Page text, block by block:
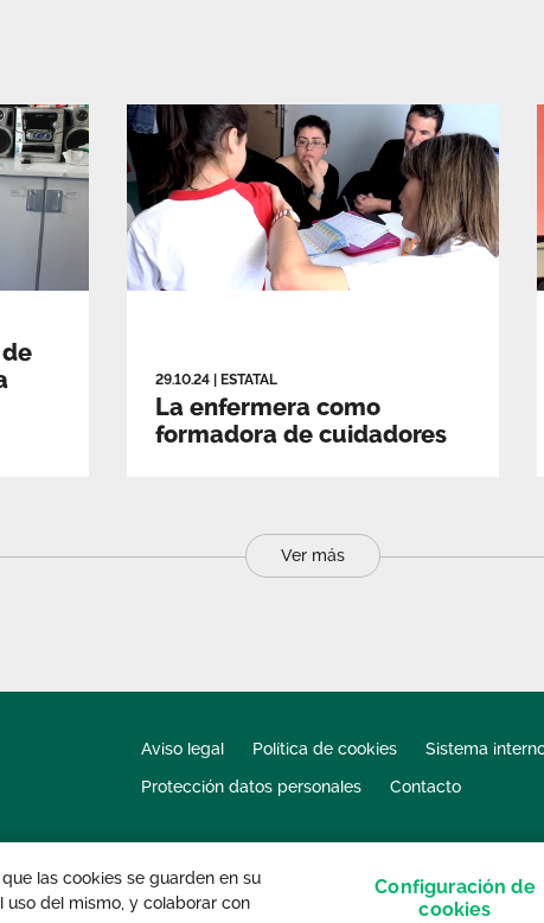
29.10.24 ESTATAL
La enfermera como
formadora de cuidadores
Ver más
Aviso legal Política de cookies
Sistema
Protección datos personales
Contacto
los derechos reservados.
las cookies se guarden en su
uso del mismo, y colaborar con
Configuración de
cookies